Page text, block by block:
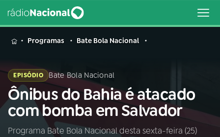
MENU
Buscar
na
Rádio
Nacional
Buscar
Programas Bate Bola Nacional
EPISÓDIO Bate Bola Nacional
Ônibus do Bahia é atacado
com bomba em Salvador
Programa Bate Bola Nacional desta sexta-feira (25)